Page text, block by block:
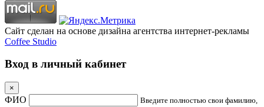
Сайт сделан на основе дизайна агентства интернет-рекламы
Coffee Studio
Вход в личный кабинет
×
ФИО
Введите полностью свои фамилию,